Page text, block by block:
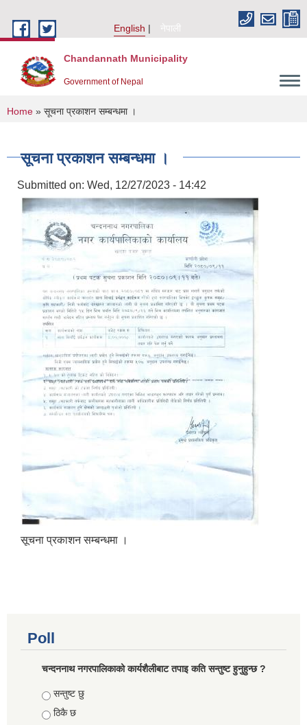
English
नेपाली
Chandannath Municipality
Government of Nepal
You are here
Home » सूचना प्रकाशन सम्बन्धमा ।
सूचना प्रकाशन सम्बन्धमा ।
Submitted on: Wed, 12/27/2023 - 14:42
सूचना प्रकाशन सम्बन्धमा ।
Poll
चन्दननाथ नगरपालिकाको कार्यशैलीबाट तपाइ कति सन्तुष्ट हुनुहुन्छ ?
Choices
सन्तुष्ट छु
ठिकै छ